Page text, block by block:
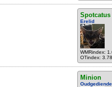
Spotcatus
Erelid
WMRindex:
OTindex:
Minion
Oudgediende